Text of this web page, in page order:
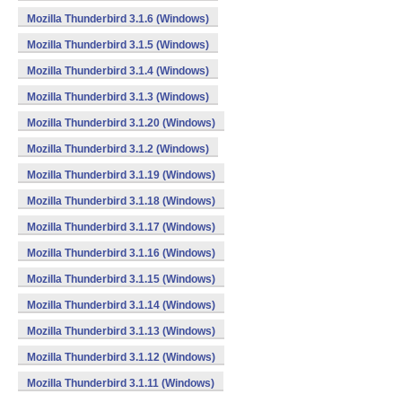
Mozilla Thunderbird 3.1.6 (Windows)
Mozilla Thunderbird 3.1.5 (Windows)
Mozilla Thunderbird 3.1.4 (Windows)
Mozilla Thunderbird 3.1.3 (Windows)
Mozilla Thunderbird 3.1.20 (Windows)
Mozilla Thunderbird 3.1.2 (Windows)
Mozilla Thunderbird 3.1.19 (Windows)
Mozilla Thunderbird 3.1.18 (Windows)
Mozilla Thunderbird 3.1.17 (Windows)
Mozilla Thunderbird 3.1.16 (Windows)
Mozilla Thunderbird 3.1.15 (Windows)
Mozilla Thunderbird 3.1.14 (Windows)
Mozilla Thunderbird 3.1.13 (Windows)
Mozilla Thunderbird 3.1.12 (Windows)
Mozilla Thunderbird 3.1.11 (Windows)